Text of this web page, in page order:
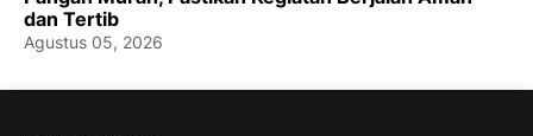
dan Tertib
Agustus 05, 2026